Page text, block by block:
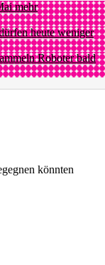
mehr
heute weniger
Roboter bald
könnten